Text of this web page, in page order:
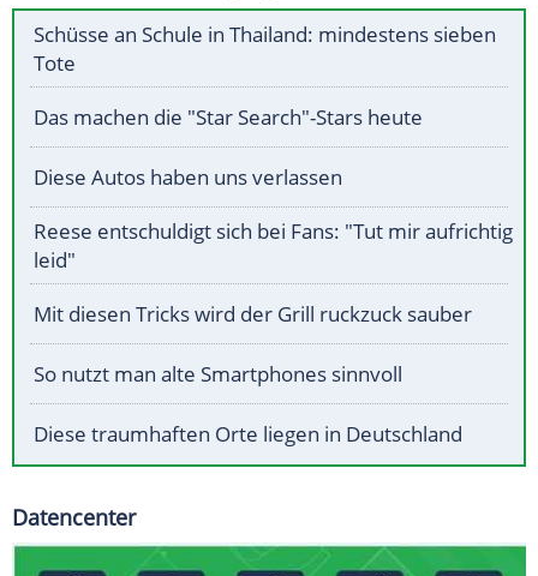
Schüsse an Schule in Thailand: mindestens sieben
Tote
Das machen die "Star Search"-Stars heute
Diese Autos haben uns verlassen
Reese entschuldigt sich bei Fans: "Tut mir aufrichtig
leid"
Mit diesen Tricks wird der Grill ruckzuck sauber
So nutzt man alte Smartphones sinnvoll
Diese traumhaften Orte liegen in Deutschland
Datencenter